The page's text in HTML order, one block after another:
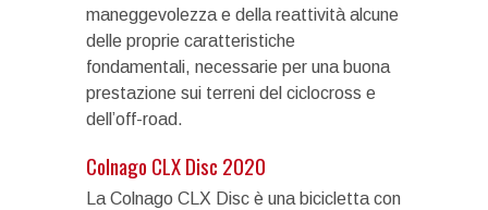
maneggevolezza e della reattività alcune
delle proprie caratteristiche
fondamentali, necessarie per una buona
prestazione sui terreni del ciclocross e
dell’off-road.
Colnago CLX Disc 2020
La Colnago CLX Disc è una bicicletta con